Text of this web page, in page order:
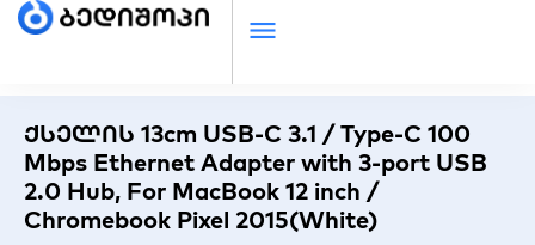
ქსელის 13cm USB-C 3.1 / Type-C 100
Mbps Ethernet Adapter with 3-port USB
2.0 Hub, For MacBook 12 inch /
Chromebook Pixel 2015(White)